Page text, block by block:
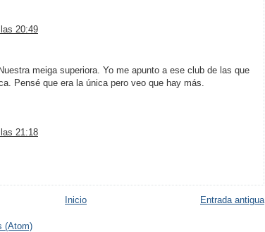
20:49
meiga superiora. Yo me apunto a ese club de las que
Pensé que era la única pero veo que hay más.
21:18
Entrada antigua
Inicio
(Atom)